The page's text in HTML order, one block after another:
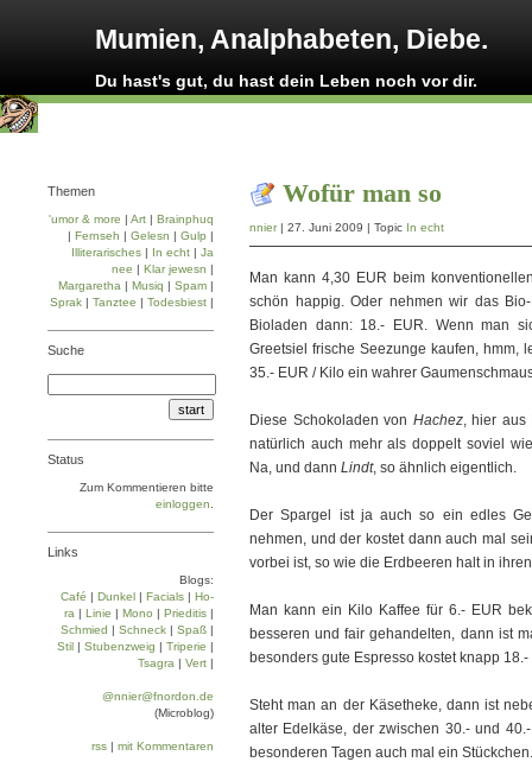
Mumien, Analphabeten, Diebe.
Du hast's gut, du hast dein Leben noch vor dir.
Wofür man so
nnier| 27. Juni 2009 | Topic In echt
Man kann 4,30 EUR beim
schön happig. Oder nehmen wir das
Bioladen dann: 18.- EUR. Wenn man
Greetsiel frische Seezunge kaufen, hmm,
35.- EUR / Kilo ein wahrer
Diese Schokoladen von Hachez, hier aus
natürlich auch mehr als doppelt soviel
Na, und dann Lindt, so ähnlich eigentlich.
Der Spargel ist ja auch so ein edles
nehmen, und der kostet dann auch mal
vorbei ist, so wie die Erdbeeren halt in
Man kann ein Kilo Kaffee für 6.- EUR
besseren und fair gehandelten, dann ist
besonders gute Espresso kostet knapp
Steht man an der Käsetheke, dann ist
alter Edelkäse, der zwischen 30.- und
besonderen Tagen auch mal ein Stückchen.
Themen
'umor & more | Art | Brainphuq
| Fernseh | Gelesn | Gulp |
Illiterarisches | In echt | Ja
nee | Klar jewesn |
Margaretha | Musiq | Spam |
Sprak | Tanztee | Todesbiest |
Suche
Status
Zum Kommentieren bitte
einloggen
Links
Blogs:
Café | Dun­kel | Facials | Ho­
ra | Linie | Mo­no | Prie­di­tis |
Schmied | Schneck | Spaß |
Stil | Stu­ben­zweig | Tri­pe­rie |
Tsa­gra | Vert |
@nnier@fnordon.de
(Microblog)
rss | mit Kommentaren